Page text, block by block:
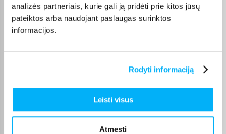
analizės partneriais, kurie gali ją pridėti prie kitos jūsų
pateiktos arba naudojant paslaugas surinktos
informacijos.
Rodyti informaciją
Leisti visus
Atmesti
užsakymams nuo 499 € pristatymas į paštomatą nemokamas.
Kurjerio pristatymo kaina prasideda nuo 2,99 €.
Sandėlyje esančios prekės įprastai pristatomos per 1–2 darbo
nurodomas jos puslapyje. Pasirinktą prekę iš Miegmaišiai
kategorijos galite gauti paštomatu, per kurjerį arba, jei prekė
atitinkamai pažymėta, atsiimti BIGBOX.LT biure Kaune.